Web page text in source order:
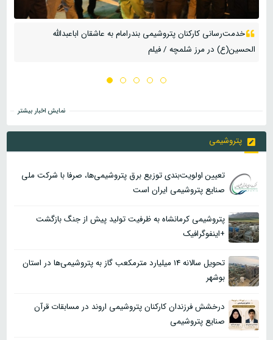
خدمت‌رسانی کارکنان پتروشیمی بندرامام به عاشقان اباعبدالله
الحسین(ع) در مرز شلمچه / فیلم
نمایش اخبار بیشتر
پتروشیمی
تعیین اولویت‌بندی توزیع برق پتروشیمی‌ها، صرفا با شرکت ملی
صنایع پتروشیمی ایران است
پتروشیمی کرمانشاه به ظرفیت تولید پیش از جنگ بازگشت
+اینفوگرافیک
تحویل سالانه 14 میلیارد مترمکعب گاز به پتروشیمی‌ها در استان
بوشهر
درخشش فرزندان کارکنان پتروشیمی اروند در مسابقات قرآن
صنایع پتروشیمی